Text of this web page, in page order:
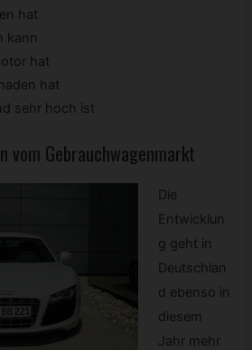
hat
kann
hat
hat
sehr hoch ist
vom Gebrauchwagenmarkt
Die
Entwicklun
g geht in
Deutschlan
d ebenso in
diesem
Jahr mehr